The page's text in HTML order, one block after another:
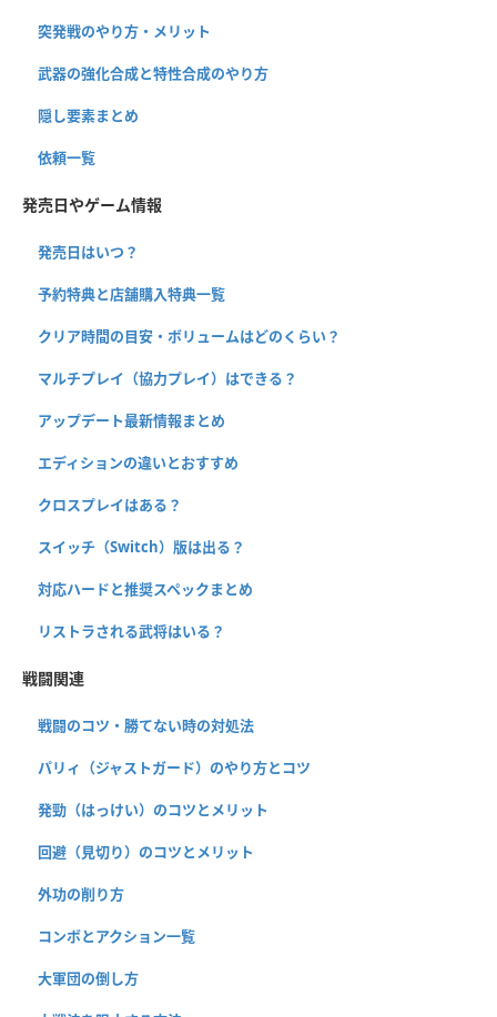
突発戦のやり方・メリット
武器の強化合成と特性合成のやり方
隠し要素まとめ
依頼一覧
発売日やゲーム情報
発売日はいつ？
予約特典と店舗購入特典一覧
クリア時間の目安・ボリュームはどのくらい？
マルチプレイ（協力プレイ）はできる？
アップデート最新情報まとめ
エディションの違いとおすすめ
クロスプレイはある？
スイッチ（Switch）版は出る？
対応ハードと推奨スペックまとめ
リストラされる武将はいる？
戦闘関連
戦闘のコツ・勝てない時の対処法
パリィ（ジャストガード）のやり方とコツ
発勁（はっけい）のコツとメリット
回避（見切り）のコツとメリット
外功の削り方
コンボとアクション一覧
大軍団の倒し方